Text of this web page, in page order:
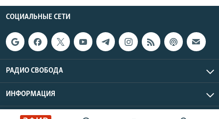
СОЦИАЛЬНЫЕ СЕТИ
РАДИО СВОБОДА
ИНФОРМАЦИЯ